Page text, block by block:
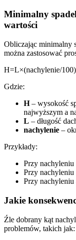
Minimalny
wartości
Obliczając minimalny
można zastosować
H=L×(nachylenie/
Gdzie:
H– wysokość
najwyższym a
L – długość
nachylenie –
Przykłady:
Przy nachyleniu
Przy nachyleniu
Przy nachyleniu
Jakie
Źle dobrany kąt
problemów, takich jak: